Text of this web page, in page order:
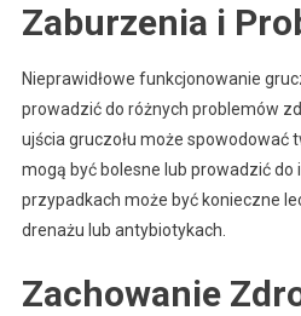
Zaburzenia i
Nieprawidłowe funkcjonowanie
prowadzić do różnych problemów
ujścia gruczołu może spowodować
mogą być bolesne lub prowadzić do
przypadkach może być konieczne
drenażu lub antybiotykach.
Zachowanie